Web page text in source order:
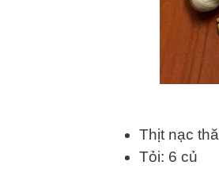
Thịt nạc
Tỏi: 6 củ